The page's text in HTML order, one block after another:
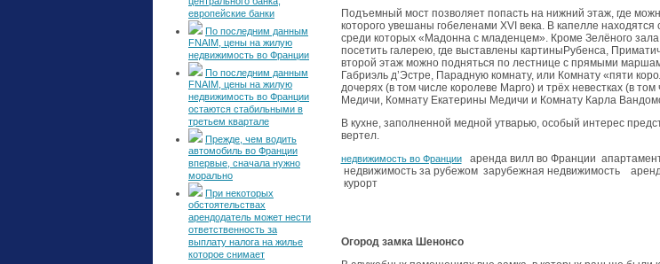
европейские банки
По последним данным
FNAIM, цены на жилую
недвижимость во Франции
По последним данным
FNAIM, цены на жилую
недвижимость во Франции
остаются стабильными в
третьем квартале
Прежде, чем водить
автомобиль во Франции
впервые, сначала нужно
морально
При некоторых
обстоятельствах
арендодатель может нести
ответственность за
выплату налога на жилье
которое снимает
Подъемный мост позволяет попасть на нижний этаж, где
которого увешаны гобеленами XVI века. В капелле находятся
среди которых «Мадонна с младенцем». Кроме Зелёного
посетить галерею, где выставлены картиныРубенса,
второй этаж можно подняться по лестнице с прямыми
Габриэль д’Эстре, Парадную комнату, или Комнату «пяти
дочерях (в том числе королеве Марго) и трёх невестках (в
Медичи, Комнату Екатерины Медичи и Комнату Карла
В кухне, заполненной медной утварью, особый интерес
вертел.
недвижимость во Францииаренда вилл во Франции
недвижимость за рубежом зарубежная недвижимость
курорт
Огород замка Шенонсо